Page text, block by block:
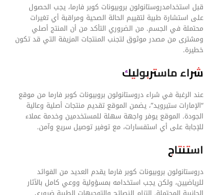
قبل استخدامدروستانولون بروبيونات كوبر فارما، يجب الحصول
على استشارة طبية لتقييم الحالة الصحية ومراقبة أي تغيرات
محتملة في الجسم. من الضروري التأكد من أن المنتج أصلي
ومشترى من مصدر موثوق لتجنب المنتجات المزيفة التي قد تكون
خطيرة.
شراء ماستربوليك
عند الرغبة في شراء دروستانولون بروبيونات كوبر فارما من موقع
“الإمارات ستيرويد”، يضمن الموقع تقديم منتجات أصلية وعالية
الجودة. الموقع يوفر واجهة سهلة للمستخدمين وخدمة عملاء
للإجابة على أي استفسارات، مع توفير توصيل سريع وآمن.
استنتاج
دروستانولون بروبيونات كوبر فارما يقدم العديد من الفوائد
للرياضيين، ولكن يجب استخدامه بمسؤولية ووعي كامل بالآثار